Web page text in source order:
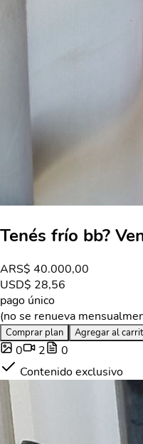
Tenés frío bb?
ARS$ 40.000,00
USD$ 28,56
pago único
(no se renueva
Comprar plan Agregar al
0 2
0
Contenido exclusivo